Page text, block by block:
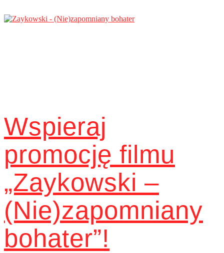
Wspieraj
promocję filmu
„Zaykowski –
(Nie)zapomniany
bohater”!